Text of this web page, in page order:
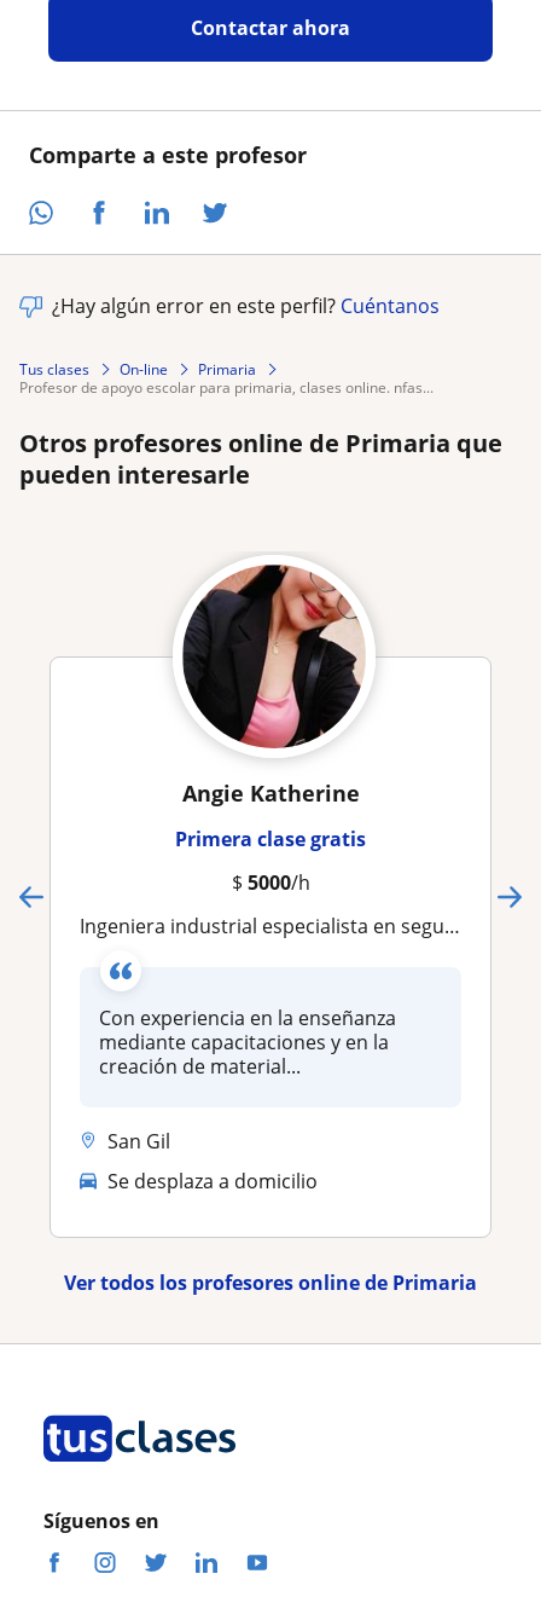
Comparte a este profesor
Contactar ahora
¿Hay algún error en este perfil? Cuéntanos
Tus clases On-line
Primaria
profesor de apoyo escolar para primaria, clases online. nfas...
Otros profesores online de Primaria que
pueden interesarle
Angie Katherine
Primera clase gratis
$ 5000/h
Ingeniera industrial especialista en seguridad y salud
Con experiencia en la enseñanza
mediante capacitaciones y en la
creación de material...
San Gil
Se desplaza a domicilio
Ver todos los profesores online de Primaria
Síguenos en